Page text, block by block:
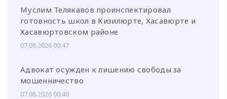
Муслим Телякавов проинспектировал
готовность школ в Кизилюрте, Хасавюрте и
Хасавюртовском районе
07.08.2026 00:47
Адвокат осужден к лишению свободы за
мошенничество
07.08.2026 00:40